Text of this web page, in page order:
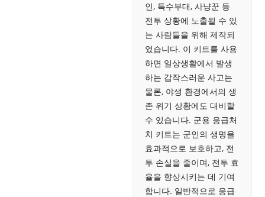
인, 특수부대, 사냥꾼 등
전투 상황에 노출될 수 있
는 사람들을 위해 제작되
었습니다. 이 키트를 사용
하면 일상생활에서 발생
하는 갑작스러운 사고는
물론, 야생 환경에서의 생
존 위기 상황에도 대비할
수 있습니다. 군용 응급처
치 키트는 군인의 생명을
효과적으로 보호하고, 전
투 손실을 줄이며, 전투 효
율을 향상시키는 데 기여
합니다. 일반적으로 응급